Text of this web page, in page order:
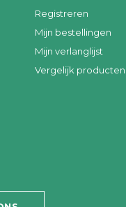
Registreren
Mijn bestellingen
Mijn verlanglijst
Vergelijk producten